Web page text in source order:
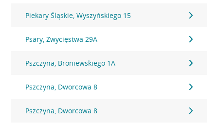
Piekary Śląskie, Wyszyńskiego 15
Psary, Zwycięstwa 29A
Pszczyna, Broniewskiego 1A
Pszczyna, Dworcowa 8
Pszczyna, Dworcowa 8